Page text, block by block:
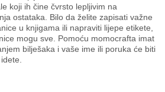
koji ih čine čvrsto lepljivim na
ostataka. Bilo da želite zapisati važne
u knjigama ili napraviti lijepe etikete,
mogu sve. Pomoću momocrafta imat
bilješaka i vaše ime ili poruka će biti